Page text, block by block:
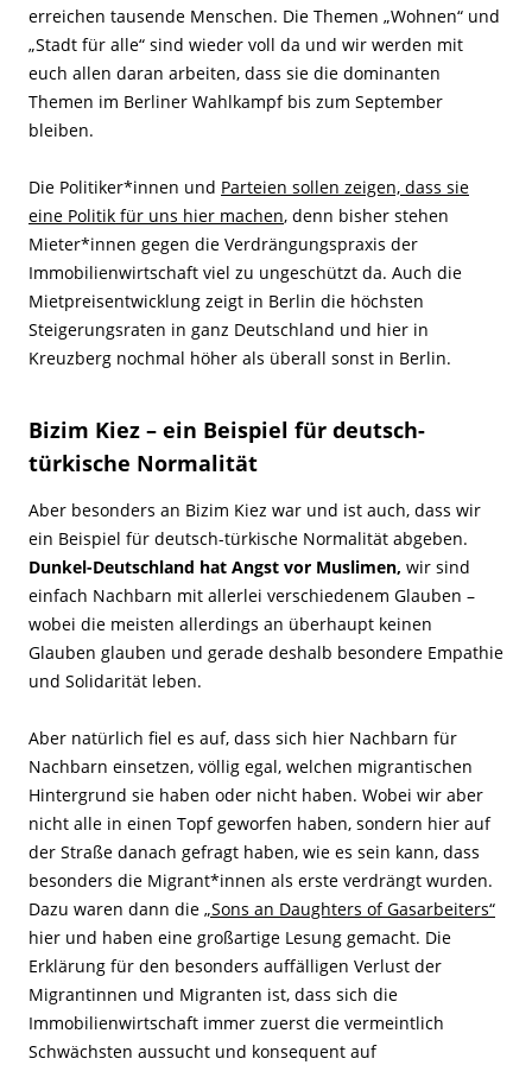
erreichen tausende Menschen. Die Themen „Wohnen“ und
„Stadt für alle“ sind wieder voll da und wir werden mit
euch allen daran arbeiten, dass sie die dominanten
Themen im Berliner Wahlkampf bis zum September
bleiben.
Die Politiker*innen und Parteien sollen zeigen, dass sie
eine Politik für uns hier machen, denn bisher stehen
Mieter*innen gegen die Verdrängungspraxis der
Immobilienwirtschaft viel zu ungeschützt da. Auch die
Mietpreisentwicklung zeigt in Berlin die höchsten
Steigerungsraten in ganz Deutschland und hier in
Kreuzberg nochmal höher als überall sonst in Berlin.
Bizim Kiez – ein Beispiel für deutsch-
türkische Normalität
Aber besonders an Bizim Kiez war und ist auch, dass wir
ein Beispiel für deutsch-türkische Normalität abgeben.
Dunkel-Deutschland hat Angst vor Muslimen, wir sind
einfach Nachbarn mit allerlei verschiedenem Glauben –
wobei die meisten allerdings an überhaupt keinen
Glauben glauben und gerade deshalb besondere Empathie
und Solidarität leben.
Aber natürlich fiel es auf, dass sich hier Nachbarn für
Nachbarn einsetzen, völlig egal, welchen migrantischen
Hintergrund sie haben oder nicht haben. Wobei wir aber
nicht alle in einen Topf geworfen haben, sondern hier auf
der Straße danach gefragt haben, wie es sein kann, dass
besonders die Migrant*innen als erste verdrängt wurden.
Dazu waren dann die „Sons an Daughters of Gasarbeiters“
hier und haben eine großartige Lesung gemacht. Die
Erklärung für den besonders auffälligen Verlust der
Migrantinnen und Migranten ist, dass sich die
Immobilienwirtschaft immer zuerst die vermeintlich
Schwächsten aussucht und konsequent auf